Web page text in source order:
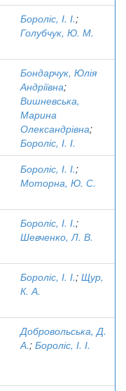
Бороліс, І. І.;
Голубчук, Ю. М.
Бондарчук, Юлія
Андріївна;
Вишневська,
Марина
Олександрівна;
Бороліс, І. І.
Бороліс, І. І.;
Моторна, Ю. С.
Бороліс, І. І.;
Шевченко, Л. В.
Бороліс, І. І.; Щур,
К. А.
Добровольська, Д.
А.; Бороліс, І. І.